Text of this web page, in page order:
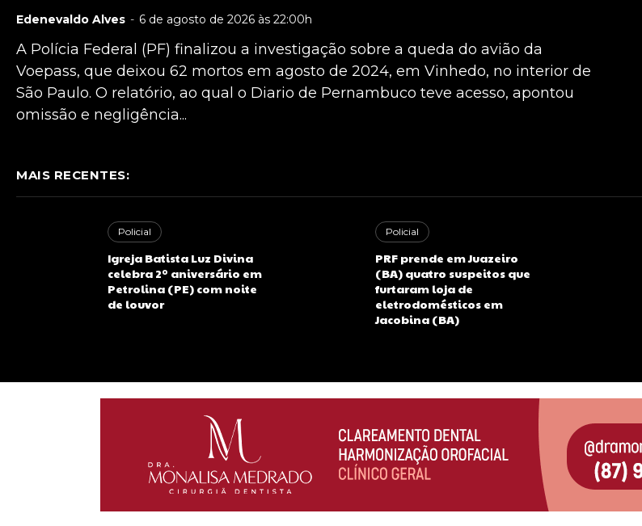
Edenevaldo Alves - 6 de agosto de 2026 às 22:00h
A Polícia Federal (PF) finalizou a investigação sobre a queda do avião da
Voepass, que deixou 62 mortos em agosto de 2024, em Vinhedo, no interior de
São Paulo. O relatório, ao qual o Diario de Pernambuco teve acesso, apontou
omissão e negligência...
MAIS RECENTES:
Policial
Igreja Batista Luz Divina
celebra 2º aniversário em
Petrolina (PE) com noite
de louvor
Policial
PRF prende em Juazeiro
(BA) quatro suspeitos que
furtaram loja de
eletrodomésticos em
Jacobina (BA)